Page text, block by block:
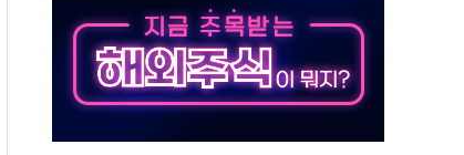
참석..."국제적 시민 연대로 목소리 내야"
60대 나흘만에 숨진 채 발견
10대 아들 체포
정청래…제주 연설서 신경전 고조